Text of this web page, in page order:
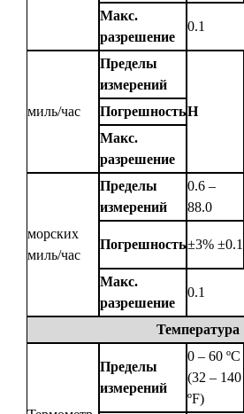
Макс.
разрешение
0.1
миль/час
Пределы
измерений
Н
Погрешность
Макс.
разрешение
морских
миль/час
Пределы
измерений
0.6 –
88.0
Погрешность±3% ±0.1
Макс.
разрешение
0.1
Температура
Пределы
измерений
0 – 60 ºС
(32 – 140
ºF)